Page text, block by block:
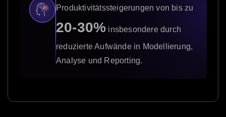
Produktivitätssteigerungen von bis zu
20-30% insbesondere durch
reduzierte Aufwände in Modellierung,
Analyse und Reporting.